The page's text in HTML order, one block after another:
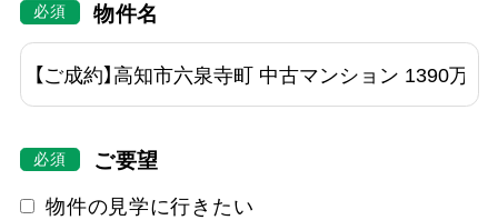
物件名
ご要望
物件の見学に行きたい